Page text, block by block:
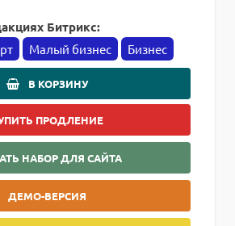
Битрикс:
Малый бизнес Бизнес
В КОРЗИНУ
ПРОДЛЕНИЕ
НАБОР ДЛЯ САЙТА
ДЕМО-ВЕРСИЯ